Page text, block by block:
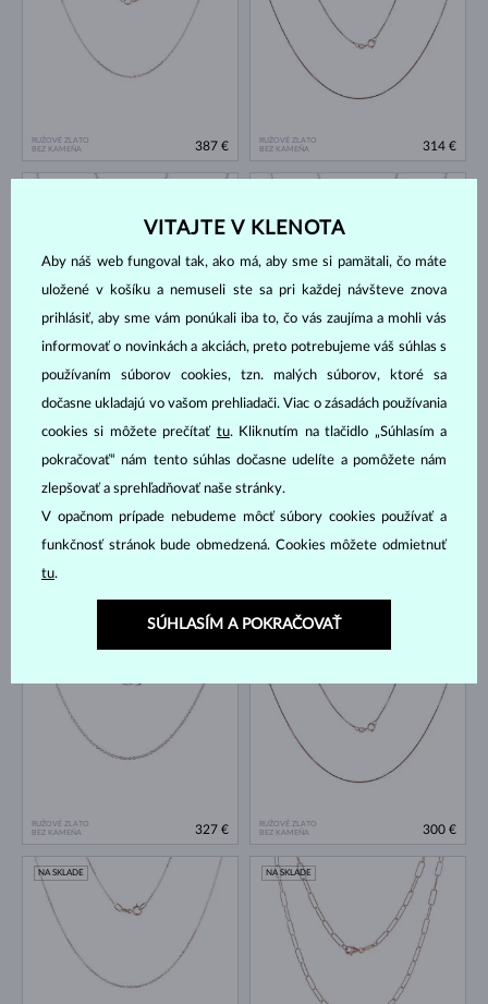
RUŽOVÉ ZLATO
BEZ KAMEŇA
387 €
RUŽOVÉ ZLATO
BEZ KAMEŇA
314 €
RUŽOVÉ ZLATO
BEZ KAMEŇA
344 €
RUŽOVÉ ZLATO
BEZ KAMEŇA
474 €
500 €
RUŽOVÉ ZLATO
BEZ KAMEŇA
327 €
RUŽOVÉ ZLATO
BEZ KAMEŇA
300 €
NA SKLADE NA SKLADE
VITAJTE V KLENOTA
Aby náš web fungoval tak, ako má, aby sme si pamätali, čo máte
uložené v košíku a nemuseli ste sa pri každej návšteve znova
prihlásiť, aby sme vám ponúkali iba to, čo vás zaujíma a mohli vás
informovať o novinkách a akciách, preto potrebujeme váš súhlas s
používaním súborov cookies, tzn. malých súborov, ktoré sa
dočasne ukladajú vo vašom prehliadači. Viac o zásadách používania
cookies si môžete prečítať tu. Kliknutím na tlačidlo „Súhlasím a
pokračovať“ nám tento súhlas dočasne udelíte a pomôžete nám
zlepšovať a sprehľadňovať naše stránky.
V opačnom prípade nebudeme môcť súbory cookies používať a
funkčnosť stránok bude obmedzená. Cookies môžete odmietnuť
tu.
SÚHLASÍM A POKRAČOVAŤ